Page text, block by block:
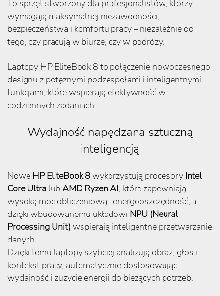
To sprzęt stworzony dla profesjonalistów, którzy
wymagają maksymalnej niezawodności,
bezpieczeństwa i komfortu pracy – niezależnie od
tego, czy pracują w biurze, czy w podróży.
Laptopy HP EliteBook 8 to połączenie nowoczesnego
designu z potężnymi podzespołami i inteligentnymi
funkcjami, które wspierają efektywność w
codziennych zadaniach.
Wydajność napędzana sztuczną
inteligencją
Nowe HP EliteBook 8wykorzystują procesory Intel
Core Ultra lubAMD Ryzen AI, które zapewniają
wysoką moc obliczeniową i energooszczędność, a
dzięki wbudowanemu układowi NPU (Neural
Processing Unit) wspierają inteligentne przetwarzanie
danych.
Dzięki temu laptopy szybciej analizują obraz, głos i
kontekst pracy, automatycznie dostosowując
wydajność i zużycie energii do bieżących potrzeb.